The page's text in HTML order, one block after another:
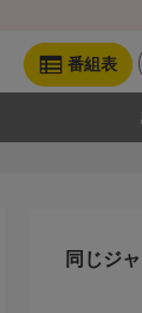
番組表
同じジ